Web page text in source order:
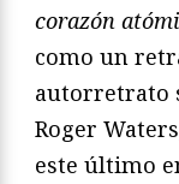
corazón
como un
autorretrato
Roger
este último